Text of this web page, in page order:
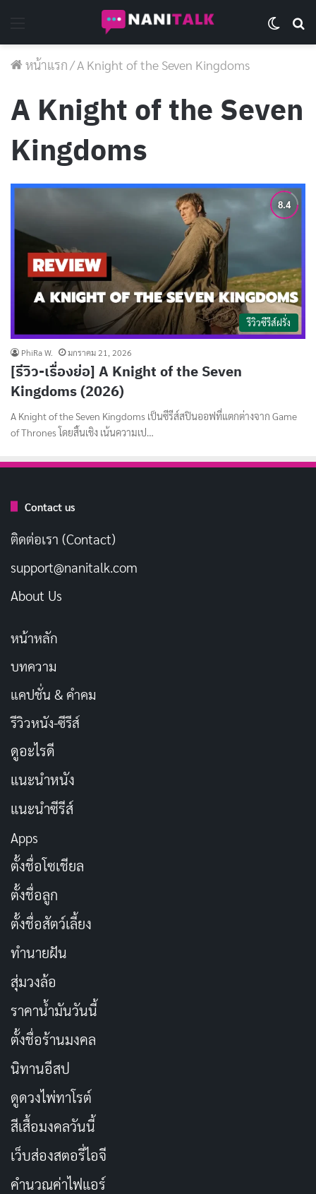
หน้าแรก/A Knight of the Seven Kingdoms
A Knight of the Seven
Kingdoms
รีวิวซีรีส์ฝรั่ง
PhiRa W. มกราคม 21, 2026
[รีวิว-เรื่องย่อ] A Knight of the Seven
Kingdoms (2026)
A Knight of the Seven Kingdoms เป็นซีรีส์สปินออฟที่แตกต่างจาก Game
of Thrones โดยสิ้นเชิง เน้นความเป…
Contact us
ติดต่อเรา (Contact)
support@nanitalk.com
About Us
หน้าหลัก
บทความ
แคปชั่น & คำคม
รีวิวหนัง-ซีรีส์
ดูอะไรดี
แนะนำหนัง
แนะนำซีรีส์
Apps
ตั้งชื่อโซเชียล
ตั้งชื่อลูก
ตั้งชื่อสัตว์เลี้ยง
ทำนายฝัน
สุ่มวงล้อ
ราคาน้ำมันวันนี้
ตั้งชื่อร้านมงคล
นิทานอีสป
ดูดวงไพ่ทาโรต์
สีเสื้อมงคลวันนี้
เว็บส่องสตอรี่ไอจี
คำนวณค่าไฟแอร์